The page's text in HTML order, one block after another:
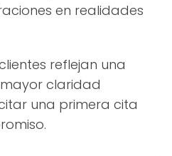
en realidades
reflejan una
claridad
una primera cita